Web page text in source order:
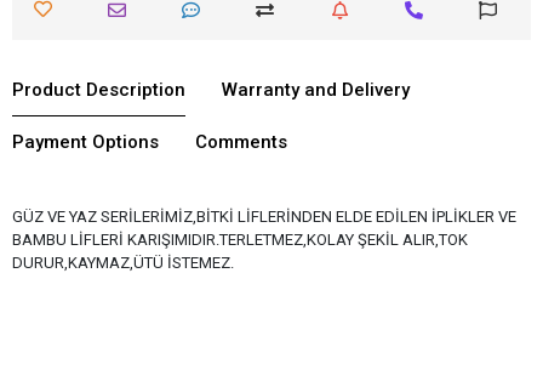
Product Description Warranty and Delivery
Payment Options Comments
GÜZ VE YAZ SERİLERİMİZ,BİTKİ LİFLERİNDEN ELDE EDİLEN İPLİKLER VE
BAMBU LİFLERİ KARIŞIMIDIR.TERLETMEZ,KOLAY ŞEKİL ALIR,TOK
DURUR,KAYMAZ,ÜTÜ İSTEMEZ.